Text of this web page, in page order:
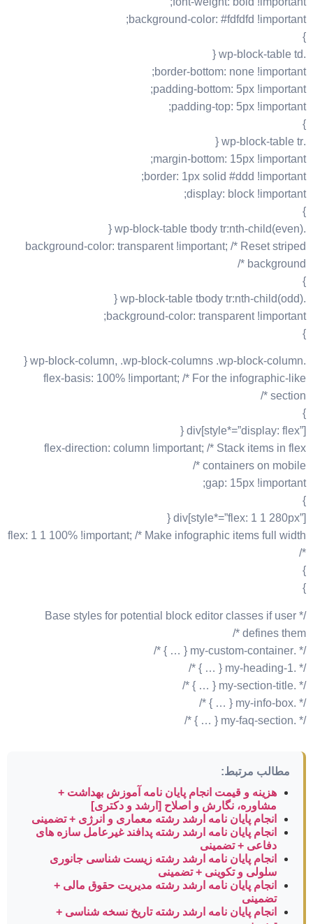
background-color: #fdfdfd !important;
}
.wp-block-table td {
border-bottom: none !important;
padding-bottom: 5px !important;
padding-top: 5px !important;
}
.wp-block-table tr {
margin-bottom: 15px !important;
border: 1px solid #ddd !important;
display: block !important;
}
.wp-block-table tbody tr:nth-child(even) {
background-color: transparent !important; /* Reset striped
background */
}
.wp-block-table tbody tr:nth-child(odd) {
background-color: transparent !important;
}
.wp-block-column, .wp-block-columns .wp-block-column {
flex-basis: 100% !important; /* For the infographic-like
section */
}
div[style*=”display: flex”] {
flex-direction: column !important; /* Stack items in flex
containers on mobile */
gap: 15px !important;
}
div[style*=”flex: 1 1 280px”] {
flex: 1 1 100% !important; /* Make infographic items full width
*/
}
}
/* Base styles for potential block editor classes if user
defines them */
/* .my-custom-container { … } */
/* .my-heading-1 { … } */
/* .my-section-title { … } */
/* .my-info-box { … } */
/* .my-faq-section { … } */
مطالب مرتبط:
هزینه و قیمت انجام پایان نامه آموزش بهداشت +
مشاوره، نگارش و اصلاح [ارشد و دکتری]
انجام پایان نامه ارشد رشته معماری و انرژی + تضمینی
انجام پایان نامه ارشد رشته پدافند غیرعامل سازه های
دفاعی + تضمینی
انجام پایان نامه ارشد رشته زیست شناسی جانوری
سلولی و تکوینی + تضمینی
انجام پایان نامه ارشد رشته مدیریت حقوق مالی +
تضمینی
انجام پایان نامه ارشد رشته تاریخ نسخه شناسی +